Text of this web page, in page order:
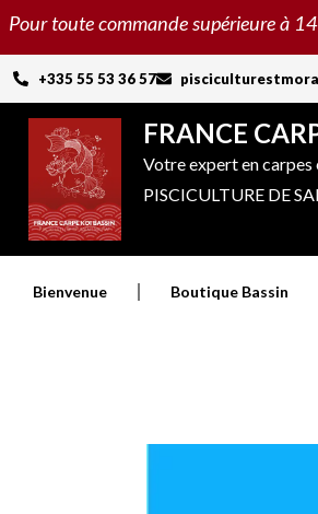
Aller
contenu
Pour toute commande supérieure à
+335 55 53 36 57
FRANCE
Votre expert en
PISCICULTURE DE
Bienvenue Boutique Bassin